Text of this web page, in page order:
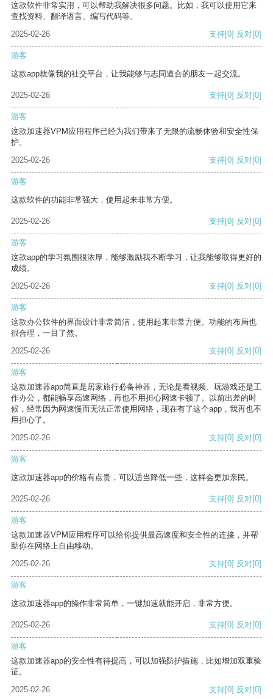
这款软件非常实用，可以帮助我解决很多问题。比如，我可以使用它来
查找资料、翻译语言、编写代码等。
2025-02-26
支持[0] 反对[0]
游客
这款app就像我的社交平台，让我能够与志同道合的朋友一起交流。
2025-02-26 支持[0] 反对[0]
游客
这款加速器VPM应用程序已经为我们带来了无限的流畅体验和安全性保
护。
2025-02-26
支持[0] 反对[0]
游客
这款软件的功能非常强大，使用起来非常方便。
2025-02-26 支持[0] 反对[0]
游客
这款app的学习氛围很浓厚，能够激励我不断学习，让我能够取得更好的
成绩。
2025-02-26
支持[0] 反对[0]
游客
这款办公软件的界面设计非常简洁，使用起来非常方便。功能的布局也
很合理，一目了然。
2025-02-26
支持[0] 反对[0]
游客
这款加速器app简直是居家旅行必备神器，无论是看视频、玩游戏还是工
作办公，都能畅享高速网络，再也不用担心网速卡顿了。以前出差的时
候，经常因为网速慢而无法正常使用网络，现在有了这个app，我再也不
用担心了。
2025-02-26
支持[0] 反对[0]
游客
这款加速器app的价格有点贵，可以适当降低一些，这样会更加亲民。
2025-02-26 支持[0] 反对[0]
游客
这款加速器VPM应用程序可以给你提供最高速度和安全性的连接，并帮
助你在网络上自由移动。
2025-02-26
支持[0] 反对[0]
游客
这款加速器app的操作非常简单，一键加速就能开启，非常方便。
2025-02-26 支持[0] 反对[0]
游客
这款加速器app的安全性有待提高，可以加强防护措施，比如增加双重验
证。
2025-02-26
支持[0] 反对[0]